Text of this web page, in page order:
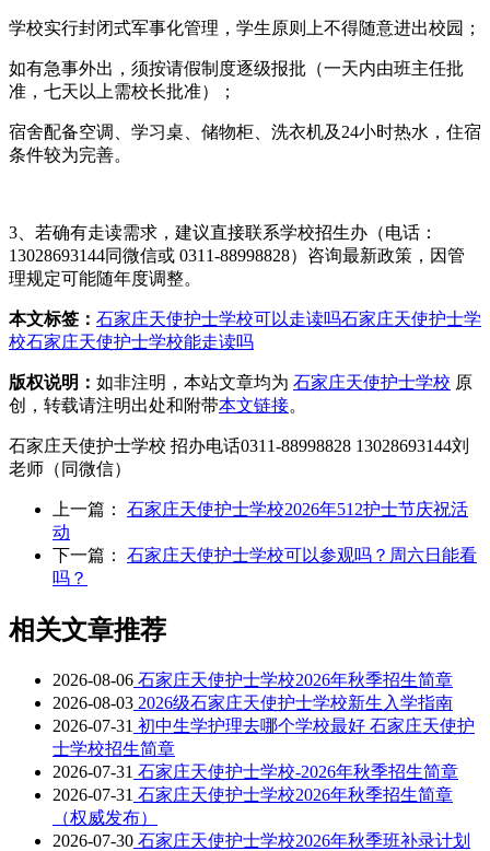
学校实行‌封闭式军事化管理‌，学生原则上不得随意进出校园；
如有急事外出，须按请假制度逐级报批（一天内由班主任批
准，七天以上需校长批准）‌‌；
宿舍配备空调、学习桌、储物柜、洗衣机及24小时热水，住宿
条件较为完善‌‌。
3、若确有走读需求，建议‌直接联系学校招生办‌（电话：
13028693144同微信或 0311-88998828）咨询最新政策，因管
理规定可能随年度调整‌‌。
本文标签： 石家庄天使护士学校可以走读吗石家庄天使护士学
校石家庄天使护士学校能走读吗
版权说明： 如非注明，本站文章均为 石家庄天使护士学校 原
创，转载请注明出处和附带本文链接。
石家庄天使护士学校 招办电话0311-88998828 13028693144刘
老师（同微信）
上一篇： 石家庄天使护士学校2026年512护士节庆祝活
动
下一篇： 石家庄天使护士学校可以参观吗？周六日能看
吗？
相关文章推荐
2026-08-06 石家庄天使护士学校2026年秋季招生简章
2026-08-03 2026级石家庄天使护士学校新生入学指南
2026-07-31 初中生学护理去哪个学校最好 石家庄天使护
士学校招生简章
2026-07-31 石家庄天使护士学校-2026年秋季招生简章
2026-07-31 石家庄天使护士学校2026年秋季招生简章
（权威发布）
2026-07-30 石家庄天使护士学校2026年秋季班补录计划